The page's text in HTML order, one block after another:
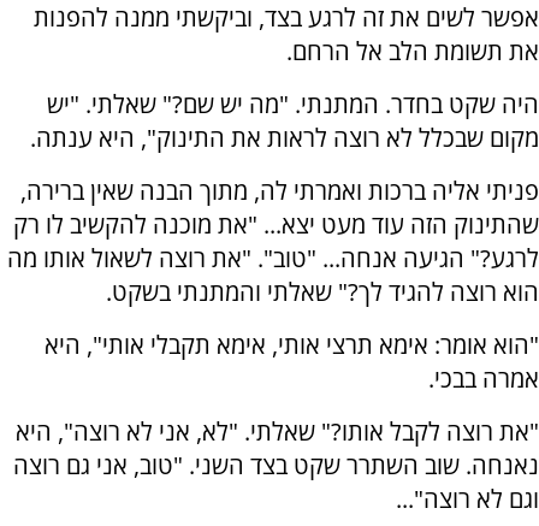
אפשר לשים את זה לרגע בצד, וביקשתי ממנה להפנות
את תשומת הלב אל הרחם.
היה שקט בחדר. המתנתי. "מה יש שם?" שאלתי. "יש
מקום שבכלל לא רוצה לראות את התינוק", היא ענתה.
פניתי אליה ברכות ואמרתי לה, מתוך הבנה שאין ברירה,
שהתינוק הזה עוד מעט יצא... "את מוכנה להקשיב לו רק
לרגע?" הגיעה אנחה... "טוב". "את רוצה לשאול אותו מה
הוא רוצה להגיד לך?" שאלתי והמתנתי בשקט.
"הוא אומר: אימא תרצי אותי, אימא תקבלי אותי", היא
אמרה בבכי.
"את רוצה לקבל אותו?" שאלתי. "לא, אני לא רוצה", היא
נאנחה. שוב השתרר שקט בצד השני. "טוב, אני גם רוצה
וגם לא רוצה"...